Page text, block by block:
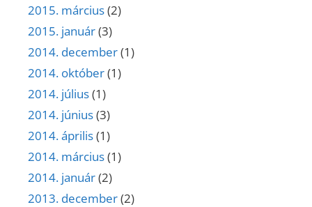
2015. március(2)
2015. január(3)
2014. december(1)
2014. október(1)
2014. július(1)
2014. június(3)
2014. április(1)
2014. március(1)
2014. január(2)
2013. december(2)